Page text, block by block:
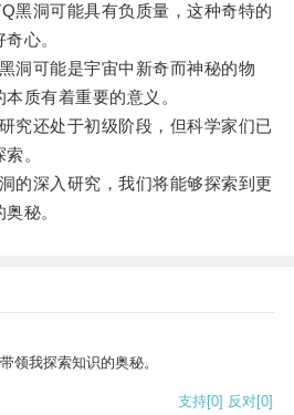
洞可能具有负质量，这种奇特的
心。
可能是宇宙中新奇而神秘的物
质有着重要的意义。
还处于初级阶段，但科学家们已
。
深入研究，我们将能够探索到更
秘。
领我探索知识的奥秘。
支持[0] 反对[0]